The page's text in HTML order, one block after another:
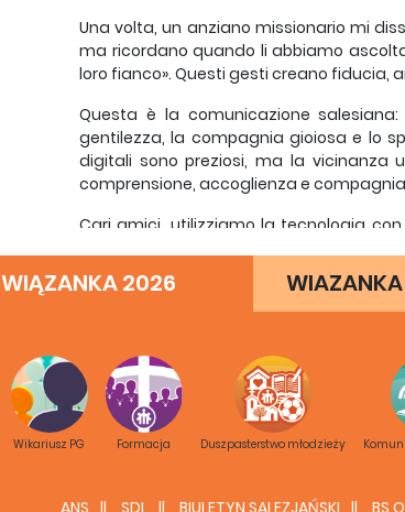
Una volta, un anziano missionario mi
ma ricordano quando li abbiamo
loro fianco». Questi gesti creano fiducia,
Questa è la comunicazione
gentilezza, la compagnia gioiosa e lo
digitali sono preziosi, ma la vicinanza
comprensione, accoglienza e
Cari amici, utilizziamo la tecnologia
▀Don Fidel Orendain SDB
Gli esseri umani – il rispetto
La Chiesa ha sempre professato la
umana è preziosa perché proviene da
WIĄZANKA 2026
Wikariusz PG Formacja Duszpasterstwo młodzieży